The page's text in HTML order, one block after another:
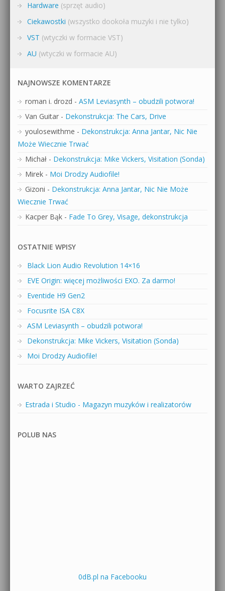
Hardware (sprzęt audio)
Ciekawostki (wszystko dookoła muzyki i nie tylko)
VST (wtyczki w formacie VST)
AU (wtyczki w formacie AU)
NAJNOWSZE KOMENTARZE
roman i. drozd - ASM Leviasynth – obudzili potwora!
Van Guitar - Dekonstrukcja: The Cars, Drive
youlosewithme - Dekonstrukcja: Anna Jantar, Nic Nie
Może Wiecznie Trwać
Michał - Dekonstrukcja: Mike Vickers, Visitation (Sonda)
Mirek - Moi Drodzy Audiofile!
Gizoni - Dekonstrukcja: Anna Jantar, Nic Nie Może
Wiecznie Trwać
Kacper Bąk - Fade To Grey, Visage, dekonstrukcja
OSTATNIE WPISY
Black Lion Audio Revolution 14×16
EVE Origin: więcej możliwości EXO. Za darmo!
Eventide H9 Gen2
Focusrite ISA C8X
ASM Leviasynth – obudzili potwora!
Dekonstrukcja: Mike Vickers, Visitation (Sonda)
Moi Drodzy Audiofile!
WARTO ZAJRZEĆ
Estrada i Studio - Magazyn muzyków i realizatorów
POLUB NAS
0dB.pl na Facebooku